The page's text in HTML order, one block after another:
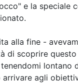
e la speciale
alla fine -
di scoprire
agli